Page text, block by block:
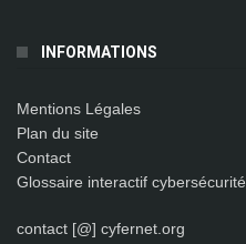
INFORMATIONS
Mentions Légales
Plan du site
Contact
Glossaire interactif cybersécurité
contact [@] cyfernet.org